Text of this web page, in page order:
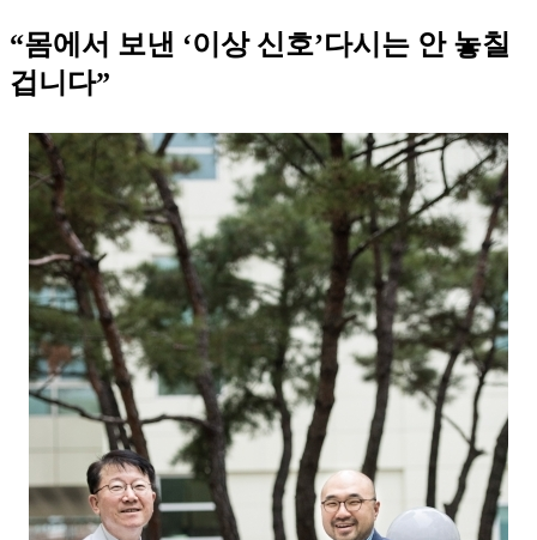
“몸에서 보낸 ‘이상 신호’다시는 안 놓칠
겁니다”